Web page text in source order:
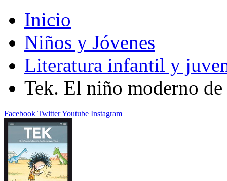
Inicio
Niños y Jóvenes
Literatura infantil y
Tek. El niño moderno de
Facebook TwitterYoutube Instagram